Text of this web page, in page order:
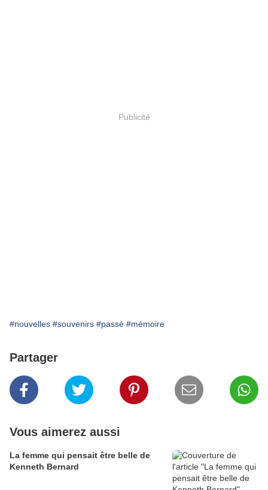
Publicité
#nouvelles #souvenirs #passé #mémoire
Partager
Vous aimerez aussi
La femme qui pensait être belle de
Kenneth Bernard